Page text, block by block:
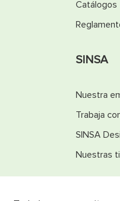
Catálogos
SINSA
Nuestra
Trabaja
SINSA
Nuestras